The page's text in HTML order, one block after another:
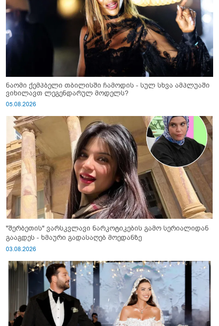
ნაომი ქემპბელი თბილისში ჩამოდის - სულ სხვა ამპლუაში
ვიხილავთ ლეგენდარულ მოდელს?
05.08.2026
"შერბეთის" ვარსკვლავი ნარკოტიკების გამო სერიალიდან
გააგდეს - ხმაური გადასაღებ მოედანზე
03.08.2026